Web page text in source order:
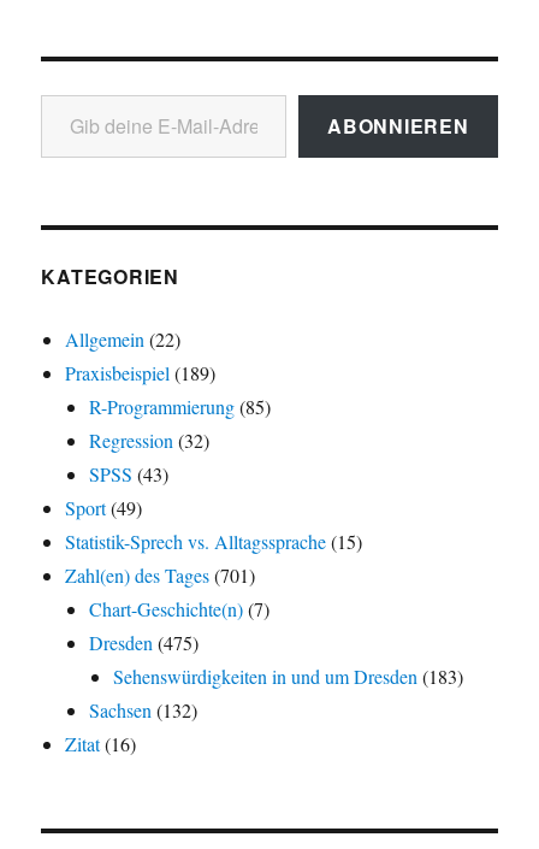
Gib deine E-Mail-Adresse ein ...
ABONNIEREN
KATEGORIEN
Allgemein (22)
Praxisbeispiel (189)
R-Programmierung(85)
Regression (32)
SPSS (43)
Sport(49)
Statistik-Sprech vs. Alltagssprache(15)
Zahl(en) des Tages(701)
Chart-Geschichte(n)(7)
Dresden (475)
Sehenswürdigkeiten in und um Dresden (183)
Sachsen (132)
Zitat(16)